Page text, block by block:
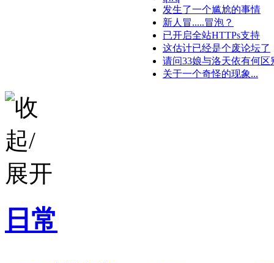
发生了一个尴尬的事情
新人冒.....冒泡？
已开启全站HTTPs支持
这估计已经是个废论坛了
请问33娘与洛天依有何区
关于一个奇怪的现象...
日常